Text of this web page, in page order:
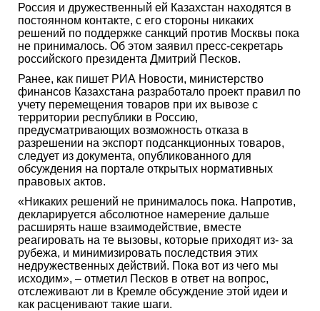
Россия и дружественный ей Казахстан находятся в
постоянном контакте, с его стороны никаких
решений по поддержке санкций против Москвы пока
не принималось. Об этом заявил пресс-секретарь
российского президента Дмитрий Песков.
Ранее, как пишет РИА Новости, министерство
финансов Казахстана разработало проект правил по
учету перемещения товаров при их вывозе с
территории республики в Россию,
предусматривающих возможность отказа в
разрешении на экспорт подсанкционных товаров,
следует из документа, опубликованного для
обсуждения на портале открытых нормативных
правовых актов.
«Никаких решений не принималось пока. Напротив,
декларируется абсолютное намерение дальше
расширять наше взаимодействие, вместе
реагировать на те вызовы, которые приходят из- за
рубежа, и минимизировать последствия этих
недружественных действий. Пока вот из чего мы
исходим», – отметил Песков в ответ на вопрос,
отслеживают ли в Кремле обсуждение этой идеи и
как расценивают такие шаги.